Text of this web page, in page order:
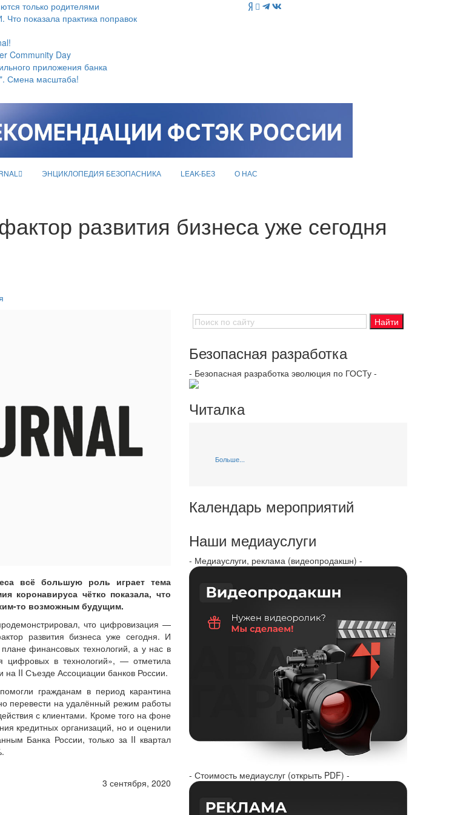
только родителями
показала практика поправок
Community Day
приложения банка
Смена масштаба!
ЭНЦИКЛОПЕДИЯ БЕЗОПАСНИКА LEAK-БЕЗ О НАС
развития бизнеса уже сегодня
всё большую роль играет тема
коронавируса чётко показала, что
то возможным будущим.
что цифровизация —
развития бизнеса уже сегодня. И
финансовых технологий, а у нас в
цифровых в технологий», — отметила
на II Съезде Ассоциации банков России.
гражданам в период карантина
перевести на удалённый режим работы
с клиентами. Кроме того на фоне
кредитных организаций, но и оценили
Банка России, только за II квартал
3 сентября, 2020
Безопасная разработка
- Безопасная разработка эволюция по ГОСТу -
Читалка
Больше...
Календарь мероприятий
Наши медиауслуги
- Медиауслуги, реклама (видеопродакшн) -
- Стоимость медиауслуг (открыть PDF) -